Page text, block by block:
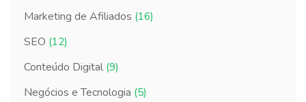
Marketing de Afiliados (16)
SEO (12)
Conteúdo Digital (9)
Negócios e Tecnologia (5)